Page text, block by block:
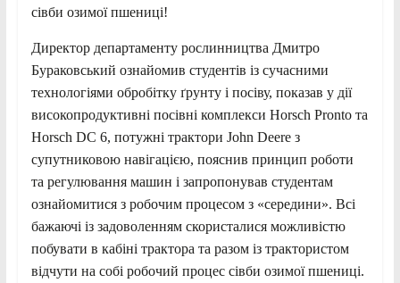
сівби озимої пшениці!
Директор департаменту рослинництва Дмитро
Бураковський ознайомив студентів із сучасними
технологіями обробітку ґрунту і посіву, показав у дії
високопродуктивні посівні комплекси Horsch Pronto та
Horsch DC 6, потужні трактори John Deere з
супутниковою навігацією, пояснив принцип роботи
та регулювання машин і запропонував студентам
ознайомитися з робочим процесом з «середини». Всі
бажаючі із задоволенням скористалися можливістю
побувати в кабіні трактора та разом із трактористом
відчути на собі робочий процес сівби озимої пшениці.